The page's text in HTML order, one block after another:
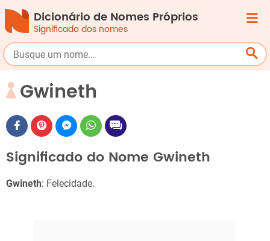
Dicionário de Nomes Próprios
Significado dos nomes
Gwineth
Significado do Nome Gwineth
Gwineth: Felecidade.